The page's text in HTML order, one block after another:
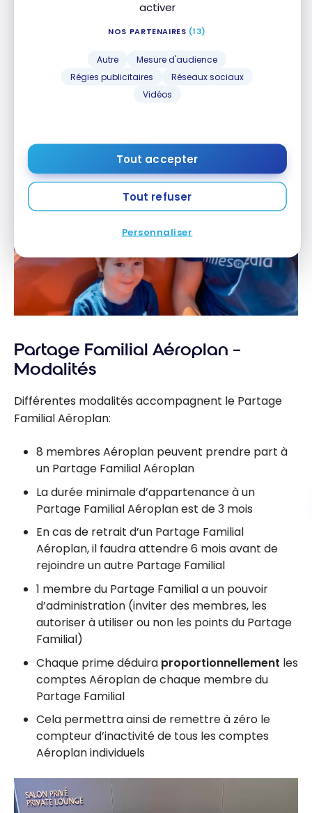
activer
NOS PARTENAIRES (13)
Autre
Mesure d'audience
Régies publicitaires
Réseaux sociaux
Vidéos
Tout accepter
Tout refuser
Personnaliser
l’avantage du tarif
De futurs bénéficiaires du Partage Familial
Partage Familial Aéroplan –
Modalités
Différentes modalités accompagnent le Partage
Familial Aéroplan:
8 membres Aéroplan peuvent prendre part à
un Partage Familial Aéroplan
La durée minimale d’appartenance à un
Partage Familial Aéroplan est de 3 mois
En cas de retrait d’un Partage Familial
Aéroplan, il faudra attendre 6 mois avant de
rejoindre un autre Partage Familial
1 membre du Partage Familial a un pouvoir
d’administration (inviter des membres, les
autoriser à utiliser ou non les points du Partage
Familial)
Chaque prime déduira proportionnellement les
comptes Aéroplan de chaque membre du
Partage Familial
Cela permettra ainsi de remettre à zéro le
compteur d’inactivité de tous les comptes
Aéroplan individuels